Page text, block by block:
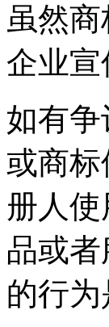
虽然
企业
如有
或商
册人
品或
的行为